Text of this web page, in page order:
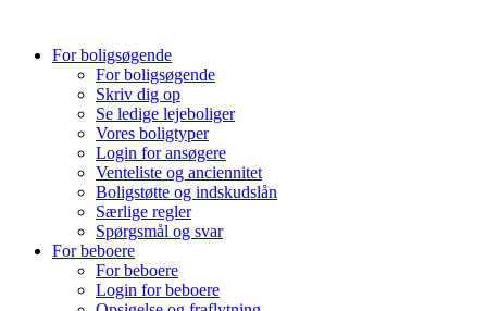
indholdFor boligsøgende
For boligsøgende
Skriv dig op
Se ledige lejeboliger
Vores boligtyper
Login for ansøgere
Venteliste og anciennitet
Boligstøtte og indskudslån
Særlige regler
Spørgsmål og svar
For beboere
For beboere
Login for beboere